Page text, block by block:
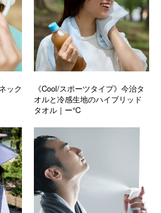
ック
《Cool/スポーツタイプ》今治タ
オルと冷感生地のハイブリッド
タオル｜ー℃